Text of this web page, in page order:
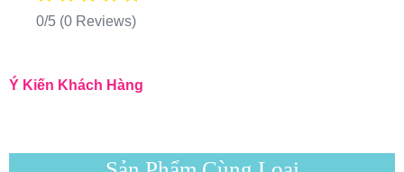
0/5 (0 Reviews)
Ý Kiến Khách Hàng